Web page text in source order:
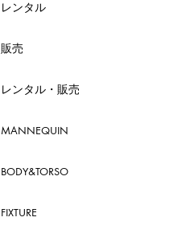
レンタル
販売
レンタル・販売
MANNEQUIN
BODY&TORSO
FIXTURE